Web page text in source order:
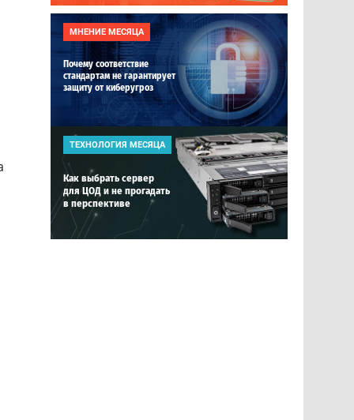
МНЕНИЕ МЕСЯЦА
Почему соответствие
стандартам не гарантирует
защиту от киберугроз
ТЕХНОЛОГИЯ МЕСЯЦА
Как выбрать сервер
для ЦОД и не прогадать
в перспективе